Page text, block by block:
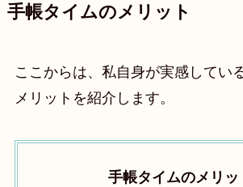
手帳タイムのメリット
ここからは、私自身が実感してい
メリットを紹介します。
手帳タイムのメリッ